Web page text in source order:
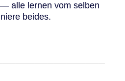
alle lernen vom selben
beides.